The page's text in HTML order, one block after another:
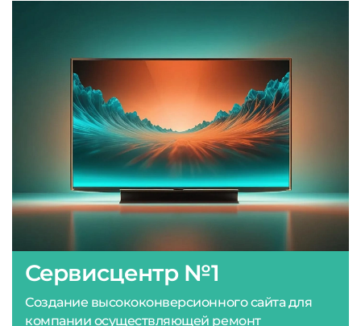
Сервисцентр №1
Создание высококонверсионного сайта для
компании осуществляющей ремонт